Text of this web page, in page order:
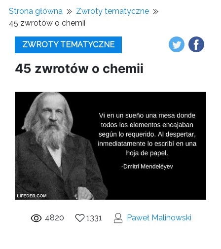
Strona główna
Zwroty tematyczne
45 zwrotów o chemii
ZWROTY TEMATYCZNE
45 zwrotów o chemii
4820 1331 Paweł Malinowski